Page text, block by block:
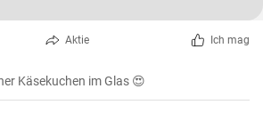
Aktie Ich mag
Käsekuchen im Glas 😍